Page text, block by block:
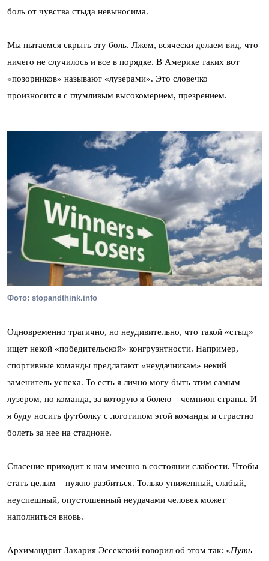
боль от чувства стыда невыносима.
Мы пытаемся скрыть эту боль. Лжем, всячески делаем вид, что
ничего не случилось и все в порядке. В Америке таких вот
«позорников» называют «лузерами». Это словечко
произносится с глумливым высокомерием, презрением.
Фото: stopandthink.info
Одновременно трагично, но неудивительно, что такой «стыд»
ищет некой «победительской» конгруэнтности. Например,
спортивные команды предлагают «неудачникам» некий
заменитель успеха. То есть я лично могу быть этим самым
лузером, но команда, за которую я болею – чемпион страны. И
я буду носить футболку с логотипом этой команды и страстно
болеть за нее на стадионе.
Спасение приходит к нам именно в состоянии слабости. Чтобы
стать целым – нужно разбиться. Только униженный, слабый,
неуспешный, опустошенный неудачами человек может
наполниться вновь.
Архимандрит Захария Эссекский говорил об этом так: «Путь